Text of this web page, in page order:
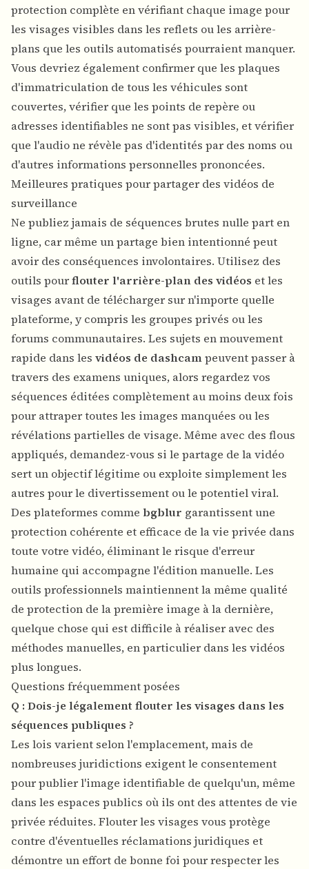
protection complète en vérifiant chaque image pour
les visages visibles dans les reflets ou les arrière-
plans que les outils automatisés pourraient manquer.
Vous devriez également confirmer que les plaques
d'immatriculation de tous les véhicules sont
couvertes, vérifier que les points de repère ou
adresses identifiables ne sont pas visibles, et vérifier
que l'audio ne révèle pas d'identités par des noms ou
d'autres informations personnelles prononcées.
Meilleures pratiques pour partager des vidéos de
surveillance
Ne publiez jamais de séquences brutes nulle part en
ligne, car même un partage bien intentionné peut
avoir des conséquences involontaires. Utilisez des
outils pourflouter l'arrière-plan des vidéos et les
visages avant de télécharger sur n'importe quelle
plateforme, y compris les groupes privés ou les
forums communautaires. Les sujets en mouvement
rapide dans les vidéos de dashcampeuvent passer à
travers des examens uniques, alors regardez vos
séquences éditées complètement au moins deux fois
pour attraper toutes les images manquées ou les
révélations partielles de visage. Même avec des flous
appliqués, demandez-vous si le partage de la vidéo
sert un objectif légitime ou exploite simplement les
autres pour le divertissement ou le potentiel viral.
Des plateformes comme bgblur garantissent une
protection cohérente et efficace de la vie privée dans
toute votre vidéo, éliminant le risque d'erreur
humaine qui accompagne l'édition manuelle. Les
outils professionnels maintiennent la même qualité
de protection de la première image à la dernière,
quelque chose qui est difficile à réaliser avec des
méthodes manuelles, en particulier dans les vidéos
plus longues.
Questions fréquemment posées
Q : Dois-je légalement flouter les visages dans les
séquences publiques ?
Les lois varient selon l'emplacement, mais de
nombreuses juridictions exigent le consentement
pour publier l'image identifiable de quelqu'un, même
dans les espaces publics où ils ont des attentes de vie
privée réduites. Flouter les visages vous protège
contre d'éventuelles réclamations juridiques et
démontre un effort de bonne foi pour respecter les